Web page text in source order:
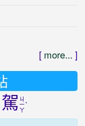
[ more... ]
駕 ㄐ
ㄧ
ㄚ
ˋ